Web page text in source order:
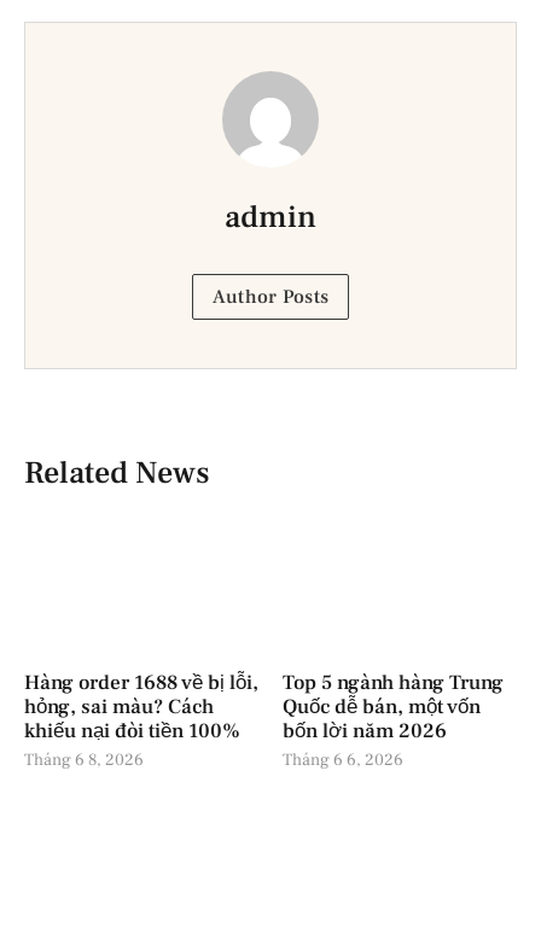
admin
Author Posts
Related News
Hàng order 1688 về bị lỗi,
hỏng, sai màu? Cách
khiếu nại đòi tiền 100%
Tháng 6 8, 2026
Top 5 ngành hàng Trung
Quốc dễ bán, một vốn
bốn lời năm 2026
Tháng 6 6, 2026